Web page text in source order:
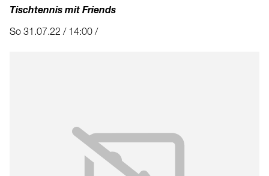
Tischtennis mit Friends
So 31.07.22 / 14:00 /